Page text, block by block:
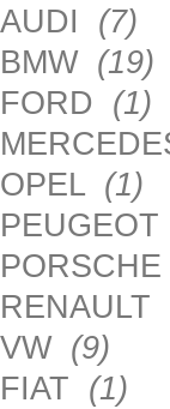
AUDI (7)
BMW (19)
FORD (1)
OPEL (1)
PEUGEOT
PORSCHE
RENAULT
VW (9)
FIAT (1)